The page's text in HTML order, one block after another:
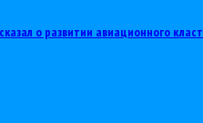
о развитии авиационного